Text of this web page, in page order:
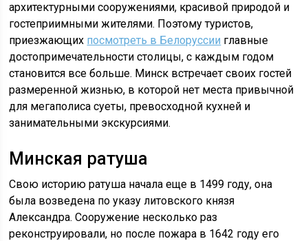
архитектурными сооружениями, красивой природой и
гостеприимными жителями. Поэтому туристов,
приезжающих посмотреть в Белоруссии главные
достопримечательности столицы, с каждым годом
становится все больше. Минск встречает своих гостей
размеренной жизнью, в которой нет места привычной
для мегаполиса суеты, превосходной кухней и
занимательными экскурсиями.
Минская ратуша
Свою историю ратуша начала еще в 1499 году, она
была возведена по указу литовского князя
Александра. Сооружение несколько раз
реконструировали, но после пожара в 1642 году его